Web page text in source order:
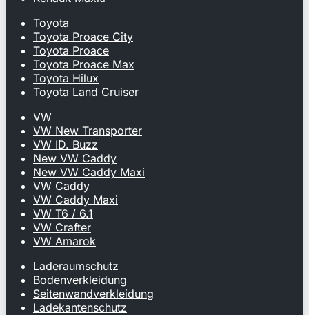
Toyota
Toyota Proace City
Toyota Proace
Toyota Proace Max
Toyota Hilux
Toyota Land Cruiser
VW
VW New Transporter
VW ID. Buzz
New VW Caddy
New VW Caddy Maxi
VW Caddy
VW Caddy Maxi
VW T6 / 6.1
VW Crafter
VW Amarok
Laderaumschutz
Bodenverkleidung
Seitenwandverkleidung
Ladekantenschutz